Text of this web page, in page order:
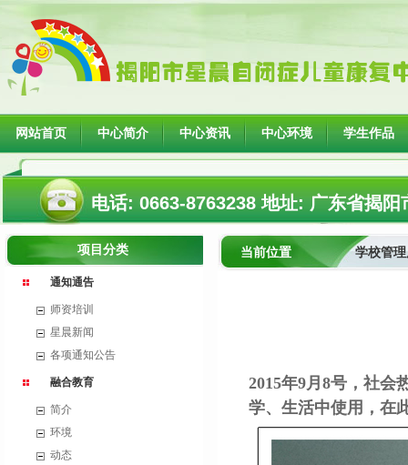
网站首页 中心简介 中心资讯 中心环境 学生作品
电话: 0663-8763238 地址: 广东省揭
项目分类
通知通告
师资培训
星晨新闻
各项通知公告
融合教育
简介
环境
动态
当前位置 学校管
2015年9月8号，社会
学、生活中使用，在